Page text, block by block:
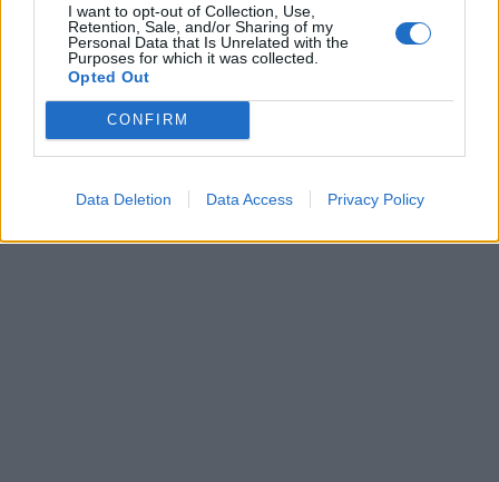
I want to opt-out of Collection, Use,
Retention, Sale, and/or Sharing of my
Personal Data that Is Unrelated with the
Purposes for which it was collected.
Opted Out
CONFIRM
Data Deletion Data Access Privacy Policy
Sportas
Lietuvos čempionų
klaipėdiečių sveikata
rūpinsis naujas komandos
Sportas
su aukštaūgiu